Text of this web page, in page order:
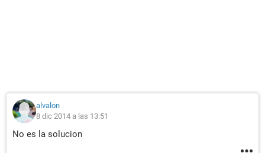
alvalon
8 dic 2014 a las 13:51
No es la solucion